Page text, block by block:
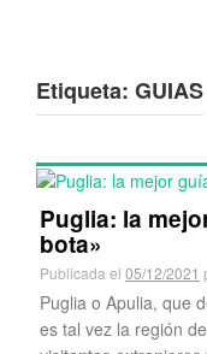
Etiqueta: GUIAS
Puglia: la
bota»
Publicada el 05/12/2021
Puglia o Apulia, que
es tal vez la región